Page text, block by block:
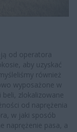
od operatora
aby uzyskać
również
wyposażone w
beli, zlokalizowane
od naprężenia
w jaki sposób
naprężenie pasa, a